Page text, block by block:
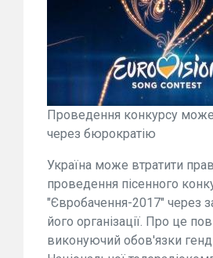
Проведення конкурсу може
через бюрократію
Україна може втратити
проведення пісенного
"Євробачення-2017" через
його організації. Про це
виконуючий обов'язки